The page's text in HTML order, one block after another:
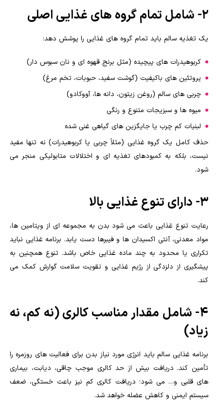
2- شامل تمام گروه های غذایی اصلی
یک تغذیه سالم باید تمام گروه های غذایی را پوشش دهد:
کربوهیدرات های پیچیده (مثل برنج قهوه ای و نان سبوس دار)
پروتئین های باکیفیت (گوشت سفید، حبوبات، تخم مرغ)
چربی های سالم (روغن زیتون، دانه ها، آووکادو)
میوه ها و سبزیجات متنوع و رنگی
لبنیات کم چرب یا جایگزین های گیاهی غنی شده
حذف کامل یک گروه غذایی (مثلاً چربی یا کربوهیدرات) نه تنها مفید
نیست، بلکه به کمبودهای تغذیه ای و اختلالات متابولیکی منجر می
شود.
3- دارای تنوع غذایی بالا
رعایت تنوع غذایی باعث می شود بدن به مجموعه ای از ویتامین ها،
مواد معدنی، آنتی اکسیدان ها و فیبرها دست یابد. برنامه غذایی نباید
تکراری یا محدود به چند ماده غذایی خاص باشد. تنوع همچنین به
پیشگیری از دلزدگی از رژیم غذایی و تقویت سلامت گوارش کمک می
کند.
4- شامل مقدار مناسب کالری (نه کم، نه
زیاد)
برنامه غذایی سالم باید انرژی مورد نیاز بدن برای فعالیت های روزمره را
تأمین کند. دریافت بیش از حد کالری موجب چاقی، دیابت، بیماری
های قلبی و… می شود؛ دریافت کالری کم نیز باعث خستگی، ضعف
سیستم ایمنی و کاهش عضله خواهد شد.